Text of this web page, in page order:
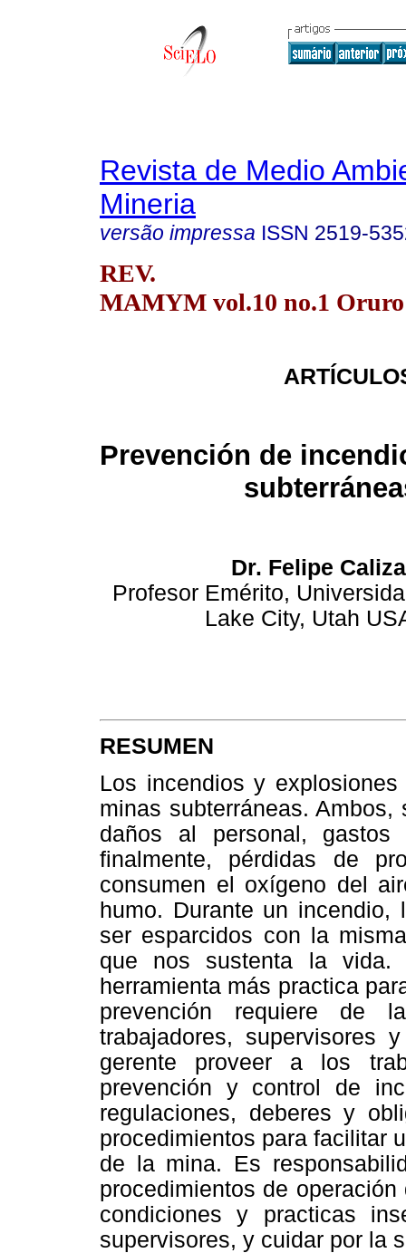
Revista de Medio
Mineria
versão impressa ISSN 2519-
REV.
MAMYM vol.10 no.1
Prevención de
Dr. Felipe
Profesor Emérito,
Lake City, Utah
RESUMEN
Los incendios y
minas subterráneas.
daños al personal,
finalmente, pérdidas de
consumen el oxígeno del
humo. Durante un incendio,
ser esparcidos con la
que nos sustenta la vida.
herramienta más practica
prevención requiere de
trabajadores, supervisores
gerente proveer a los
prevención y control de
regulaciones, deberes y
procedimientos para facilitar
de la mina. Es
procedimientos de
condiciones y practicas
supervisores, y cuidar por la